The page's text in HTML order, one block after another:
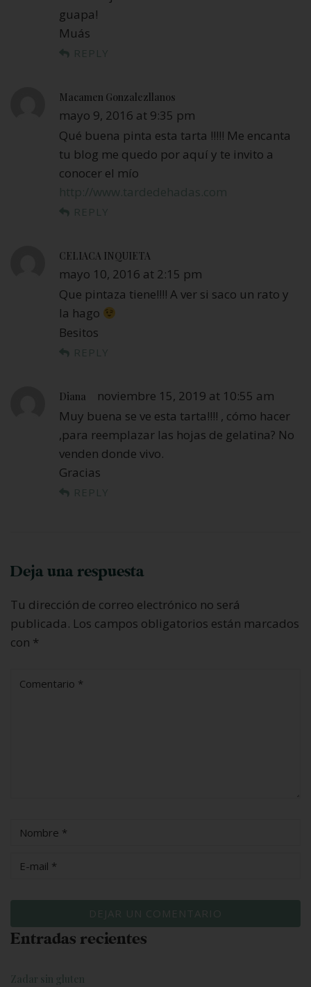
guapa!
Muás
REPLY
Macamen Gonzalezllanos
mayo 9, 2016 at 9:35 pm
Qué buena pinta esta tarta !!!!! Me encanta
tu blog me quedo por aquí y te invito a
conocer el mío
http://www.tardedehadas.com
REPLY
CELIACA INQUIETA
mayo 10, 2016 at 2:15 pm
Que pintaza tiene!!!! A ver si saco un rato y
la hago
Besitos
REPLY
Diana
noviembre 15, 2019 at 10:55 am
Muy buena se ve esta tarta!!!! , cómo hacer
,para reemplazar las hojas de gelatina? No
venden donde vivo.
Gracias
REPLY
Deja una respuesta
Tu dirección de correo electrónico no será
publicada. Los campos obligatorios están marcados
con *
Entradas recientes
Zadar sin gluten